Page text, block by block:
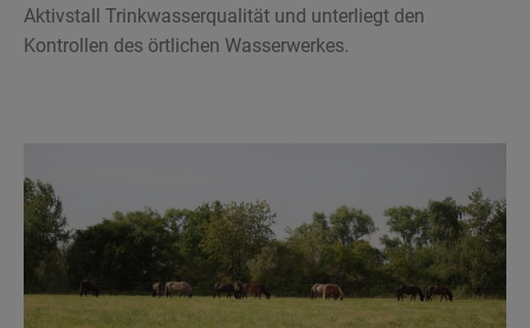
Aktivstall Trinkwasserqualität und unterliegt den
Kontrollen des örtlichen Wasserwerkes.